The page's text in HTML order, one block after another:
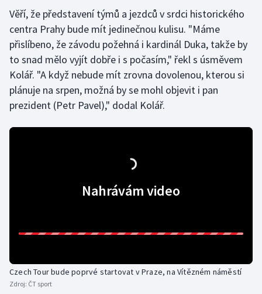
Moderní pětiboj
Motorsport
Olympijské hry
Parasport
Short track
Věří, že představení týmů a jezdců v srdci historického
centra Prahy bude mít jedinečnou kulisu. "Máme
přislíbeno, že závodu požehná i kardinál Duka, takže by
to snad mělo vyjít dobře i s počasím," řekl s úsměvem
Kolář. "A když nebude mít zrovna dovolenou, kterou si
plánuje na srpen, možná by se mohl objevit i pan
prezident (Petr Pavel)," dodal Kolář.
Nahrávám video
Czech Tour bude poprvé startovat v Praze, na Vítězném náměstí
Zdroj: ČT sport